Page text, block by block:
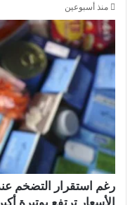
منذ أسبوعين
الأسعار ترتفع بوتيرة أكبر